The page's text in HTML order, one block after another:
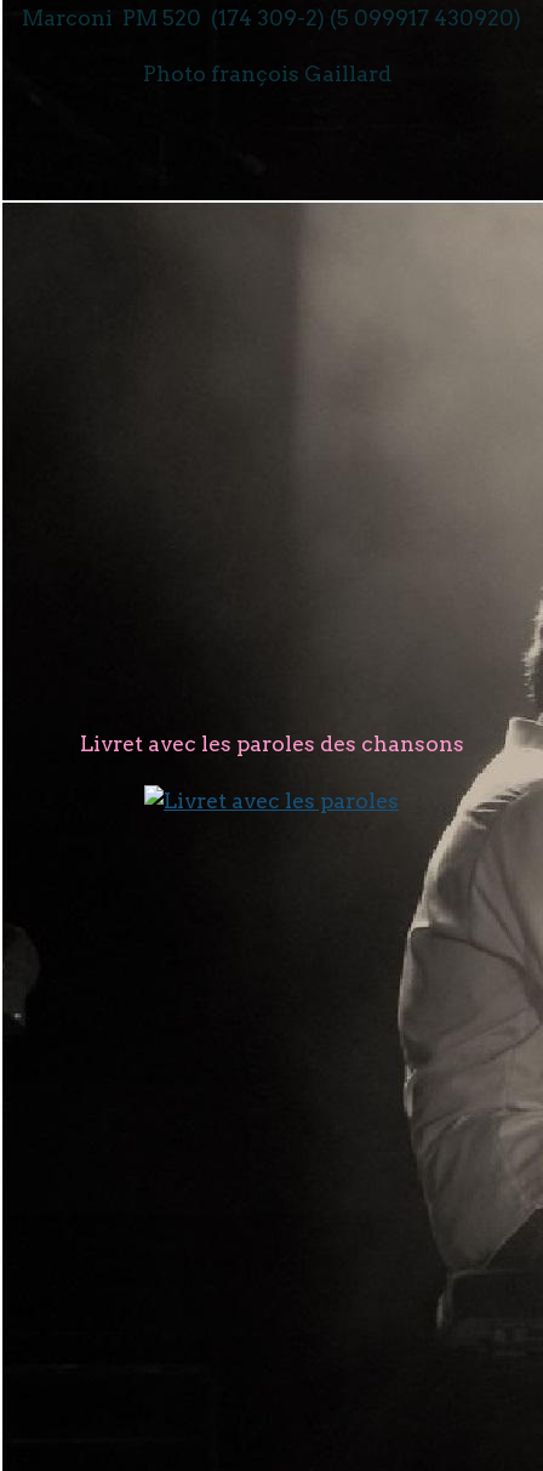
Marconi PM 520 (174 309-2) (5 099917 430920)
Photo françois Gaillard
Livret avec les paroles des chansons